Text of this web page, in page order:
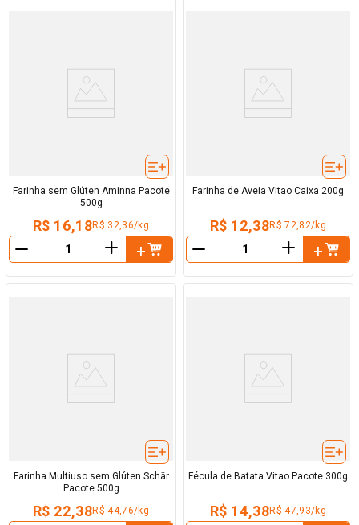
Farinha sem Glúten Aminna Pacote
500g
R$ 16,18R$ 32,36/kg
＋
Farinha de Aveia Vitao Caixa 200g
R$ 12,38R$ 72,82/kg
＋
Farinha Multiuso sem Glúten Schär
Pacote 500g
R$ 22,38R$ 44,76/kg
Fécula de Batata Vitao Pacote 300g
R$ 14,38R$ 47,93/kg